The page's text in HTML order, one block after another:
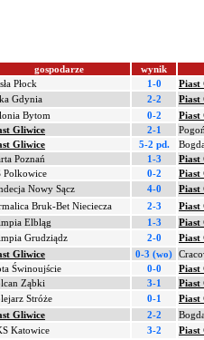
gospodarze
wynik
Płock 1-0
Piast
Gdynia 2-2
Piast
Bytom 0-2
Piast
Gliwice 2-1
Gliwice 5-2 pd.
Poznań 1-3
Piast
Polkowice 0-2
Piast
Nowy Sącz 4-0
Piast
Bruk-Bet Nieciecza 2-3
Piast
Elbląg 1-3
Piast
Grudziądz 2-0
Piast
Gliwice 0-3 (wo)
Świnoujście 0-0
Piast
Ząbki 3-1
Piast
Stróże 0-1
Piast
Gliwice 2-2
Katowice 3-2
Piast